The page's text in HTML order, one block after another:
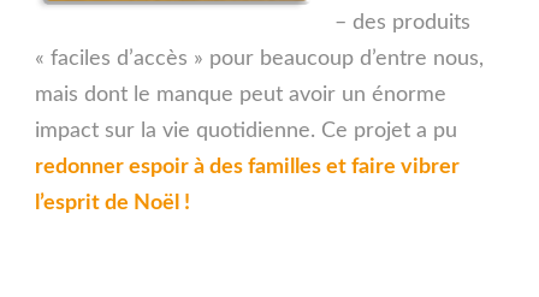
– des produits
« faciles d’accès » pour beaucoup d’entre nous,
mais dont le manque peut avoir un énorme
impact sur la vie quotidienne. Ce projet a pu
redonner espoir à des familles et faire vibrer
l’esprit de Noël !